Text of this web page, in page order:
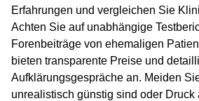
Erfahrungen und vergleichen Sie
Achten Sie auf unabhängige
Forenbeiträge von ehemaligen
bieten transparente Preise und
Aufklärungsgespräche an. Meiden
unrealistisch günstig sind oder Druck